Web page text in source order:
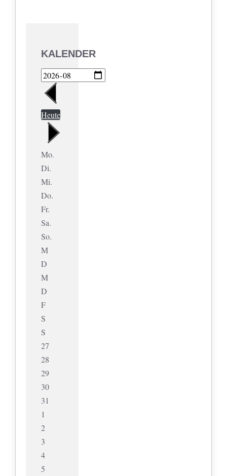
KALENDER
Heute
Mo.
Di.
Mi.
Do.
Fr.
Sa.
So.
M
D
M
D
F
S
S
27
28
29
30
31
1
2
3
4
5